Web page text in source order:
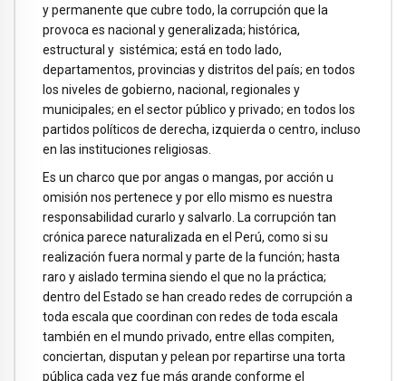
y permanente que cubre todo, la corrupción que la
provoca es nacional y generalizada; histórica,
estructural y sistémica; está en todo lado,
departamentos, provincias y distritos del país; en todos
los niveles de gobierno, nacional, regionales y
municipales; en el sector público y privado; en todos los
partidos políticos de derecha, izquierda o centro, incluso
en las instituciones religiosas.
Es un charco que por angas o mangas, por acción u
omisión nos pertenece y por ello mismo es nuestra
responsabilidad curarlo y salvarlo. La corrupción tan
crónica parece naturalizada en el Perú, como si su
realización fuera normal y parte de la función; hasta
raro y aislado termina siendo el que no la práctica;
dentro del Estado se han creado redes de corrupción a
toda escala que coordinan con redes de toda escala
también en el mundo privado, entre ellas compiten,
conciertan, disputan y pelean por repartirse una torta
pública cada vez fue más grande conforme el